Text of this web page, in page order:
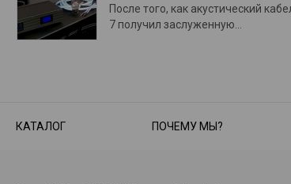
После того, как акустический
7 получил заслуженную…
КАТАЛОГ ПОЧЕМУ МЫ?